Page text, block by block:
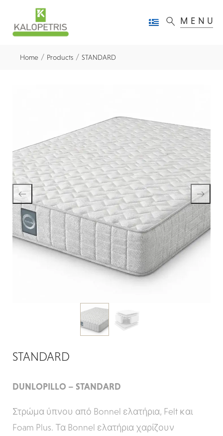
MENU
Home / Products / STANDARD
STANDARD
DUNLOPILLO – STANDARD
Στρώμα ύπνου από Bonnel ελατήρια, Felt και
Foam Plus. Τα Bonnel ελατήρια χαρίζουν